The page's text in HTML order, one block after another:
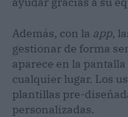
Además, con la app,
gestionar de forma
aparece en la
cualquier lugar. Los
plantillas pre-
personalizadas.